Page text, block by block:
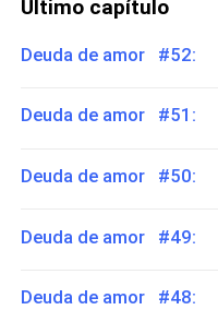
Último capítulo
Deuda de amor #52:
Deuda de amor #51:
Deuda de amor #50:
Deuda de amor #49:
Deuda de amor #48: